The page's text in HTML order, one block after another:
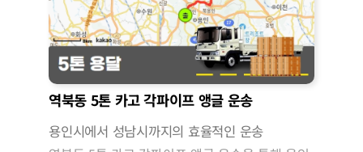
역북동 5톤 카고 각파이프 앵글 운송
용인시에서 성남시까지의 효율적인 운송